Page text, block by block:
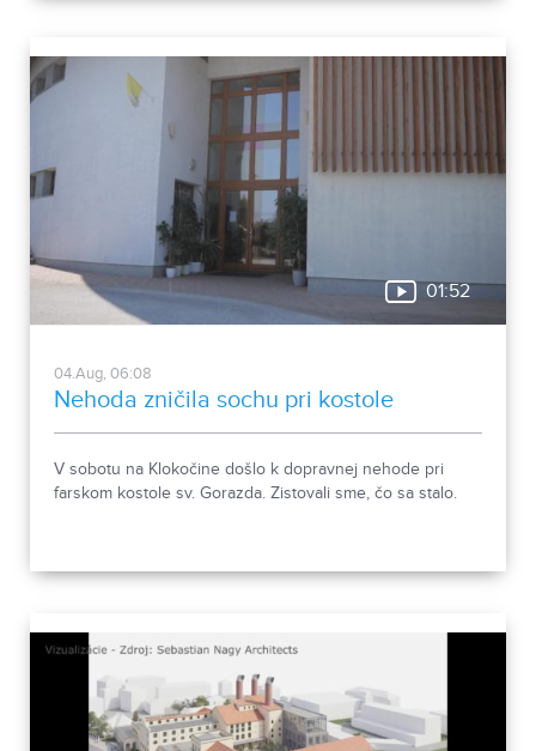
01:52
04.Aug, 06:08
Nehoda zničila sochu pri kostole
V sobotu na Klokočine došlo k dopravnej nehode pri
farskom kostole sv. Gorazda. Zistovali sme, čo sa stalo.